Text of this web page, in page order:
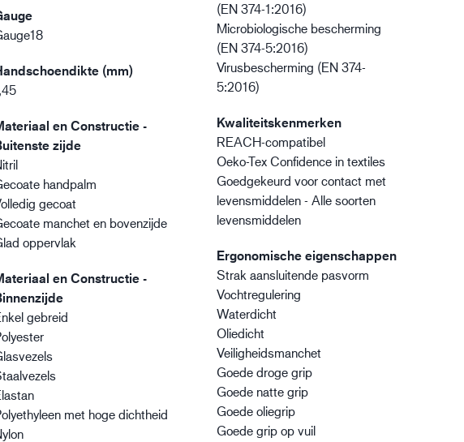
(mm)
en Constructie -
zijde
handpalm
gecoat
manchet en bovenzijde
oppervlak
en Constructie -
gebreid
met hoge dichtheid
(EN 374-1:2016)
Microbiologische bescherming
(EN 374-5:2016)
Virusbescherming (EN 374-
5:2016)
Kwaliteitskenmerken
REACH-compatibel
Oeko-Tex Confidence in textiles
Goedgekeurd voor contact met
levensmiddelen - Alle soorten
levensmiddelen
Ergonomische eigenschappen
Strak aansluitende pasvorm
Vochtregulering
Waterdicht
Oliedicht
Veiligheidsmanchet
Goede droge grip
Goede natte grip
Goede oliegrip
Goede grip op vuil